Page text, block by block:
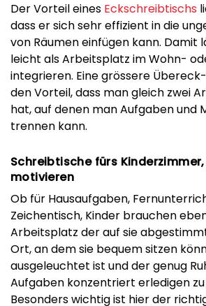
Der Vorteil eines Eckschreibtischs
dass er sich sehr effizient in die
von Räumen einfügen kann. Damit
leicht als Arbeitsplatz im Wohn-
integrieren. Eine grössere
den Vorteil, dass man gleich zwei
hat, auf denen man Aufgaben und
trennen kann.
Schreibtische fürs
motivieren
Ob für Hausaufgaben,
Zeichentisch, Kinder brauchen
Arbeitsplatz der auf sie
Ort, an dem sie bequem sitzen
ausgeleuchtet ist und der genug
Aufgaben konzentriert erledigen
Besonders wichtig ist hier der